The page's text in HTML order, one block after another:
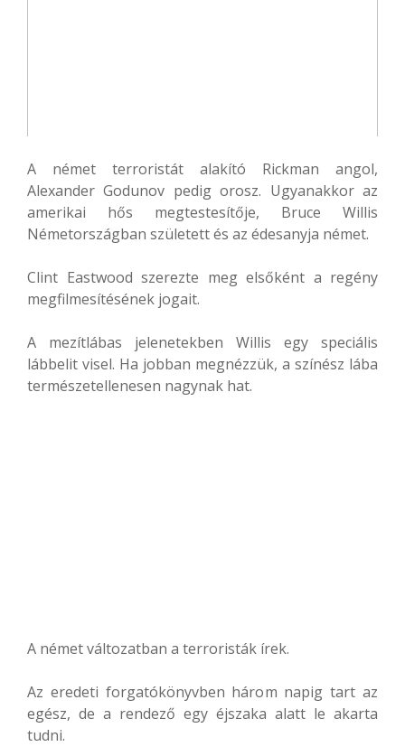
A német terroristát alakító Rickman angol,
Alexander Godunov pedig orosz. Ugyanakkor az
amerikai hős megtestesítője, Bruce Willis
Németországban született és az édesanyja német.
Clint Eastwood szerezte meg elsőként a regény
megfilmesítésének jogait.
A mezítlábas jelenetekben Willis egy speciális
lábbelit visel. Ha jobban megnézzük, a színész lába
természetellenesen nagynak hat.
A német változatban a terroristák írek.
Az eredeti forgatókönyvben három napig tart az
egész, de a rendező egy éjszaka alatt le akarta
tudni.